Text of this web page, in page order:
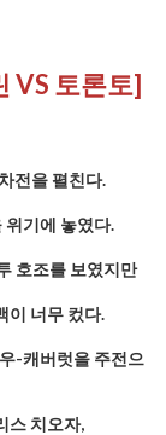
VS 토론토]
전을 펼친다.
위기에 놓였다.
호조를 보였지만
이 너무 컸다.
-캐버럿을 주전으
스 치오자,